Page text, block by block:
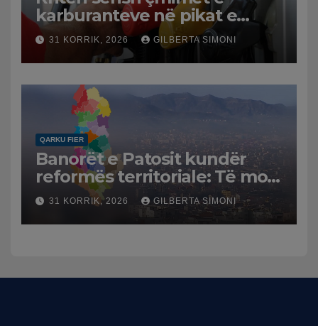
karburanteve në pikat e
karburanteve në Lushnjë.
Tensionet në Lindjen e
Mesme shtrenjtojnë naftën
dhe benzinën në vend
31 KORRIK, 2026 GILBERTA SIMONI
QARKU FIER
Banorët e Patosit kundër
reformës territoriale: Të mos
humbasim identitetin e
qytetit
31 KORRIK, 2026 GILBERTA SIMONI